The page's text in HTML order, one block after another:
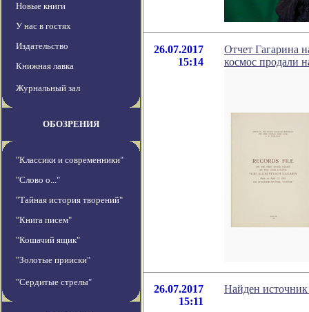
Новые книги
У нас в гостях
Издательство
Книжная лавка
Журнальный зал
ОБОЗРЕНИЯ
"Классики и современники"
"Слово о..."
"Тайная история творений"
"Книга писем"
"Кошачий ящик"
"Золотые прииски"
"Сердитые стрелы"
26.07.2017
15:14
Отчет Гагарина
космос продали
26.07.2017
15:11
Найден источник